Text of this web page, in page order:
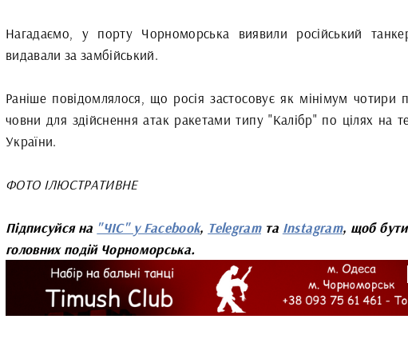
Нагадаємо, у порту Чорноморська виявили російський
видавали за замбійський.
Раніше повідомлялося, що росія застосовує як мінімум чотири
човни для здійснення атак ракетами типу "Калібр" по цілях на
України.
ФОТО ІЛЮСТРАТИВНЕ
Підписуйся на "ЧІС" у Facebook, Telegram та Instagram, щоб бути
головних подій Чорноморська.